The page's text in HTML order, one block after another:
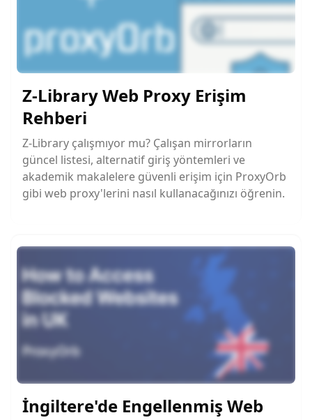
Z-Library Web Proxy Erişim
Rehberi
Z-Library çalışmıyor mu? Çalışan mirrorların
güncel listesi, alternatif giriş yöntemleri ve
akademik makalelere güvenli erişim için ProxyOrb
gibi web proxy'lerini nasıl kullanacağınızı öğrenin.
İngiltere'de Engellenmiş Web